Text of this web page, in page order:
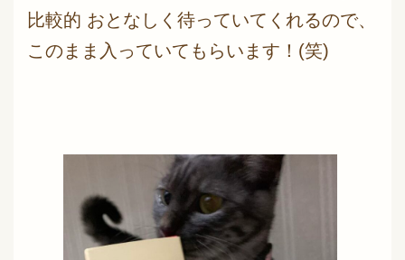
比較的 おとなしく待っていてくれるので、
このまま入っていてもらいます！(笑)